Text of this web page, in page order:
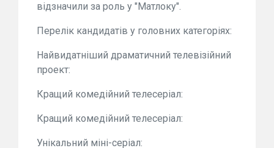
відзначили за роль у "Матлоку".
Перелік кандидатів у головних категоріях:
Найвидатніший драматичний телевізійний
проект:
Кращий комедійний телесеріал:
Кращий комедійний телесеріал:
Унікальний міні-серіал: